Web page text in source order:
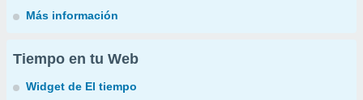
Más información
Tiempo en tu Web
Widget de El tiempo